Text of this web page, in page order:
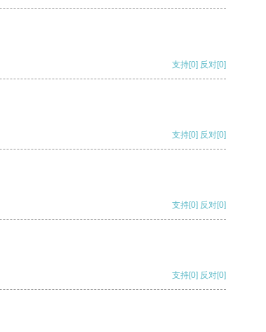
支持[0] 反对[0]
支持[0] 反对[0]
支持[0] 反对[0]
支持[0] 反对[0]